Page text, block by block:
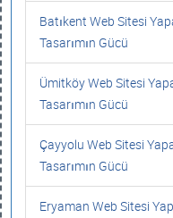
Batıkent Web Sitesi
Tasarımın Gücü
Ümitköy Web Sitesi
Tasarımın Gücü
Çayyolu Web Sitesi
Tasarımın Gücü
Eryaman Web Sitesi